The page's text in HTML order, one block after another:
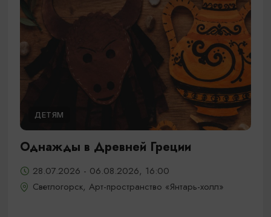
ДЕТЯМ
Однажды в Древней Греции
28.07.2026 - 06.08.2026, 16:00
Светлогорск, Арт-пространство «Янтарь-холл»